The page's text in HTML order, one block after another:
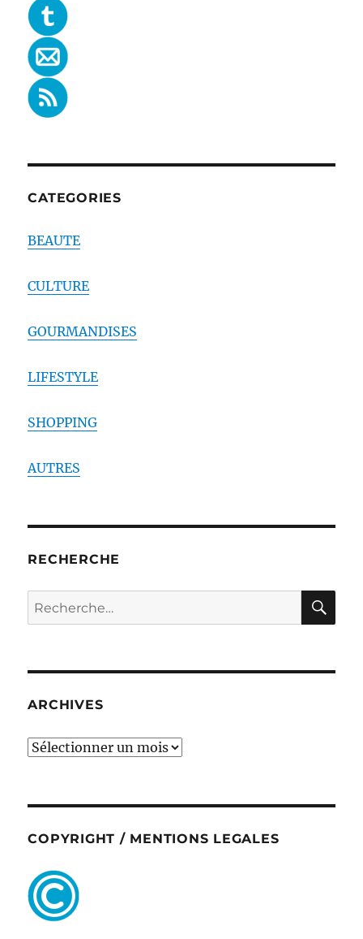
CATEGORIES
BEAUTE
CULTURE
GOURMANDISES
LIFESTYLE
SHOPPING
AUTRES
RECHERCHE
Recherche
pour :
ARCHIVES
ARCHIVES
COPYRIGHT / MENTIONS LEGALES